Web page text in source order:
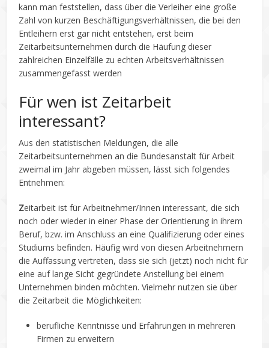
kann man feststellen, dass über die Verleiher eine große
Zahl von kurzen Beschäftigungsverhältnissen, die bei den
Entleihern erst gar nicht entstehen, erst beim
Zeitarbeitsunternehmen durch die Häufung dieser
zahlreichen Einzelfälle zu echten Arbeitsverhältnissen
zusammengefasst werden
Für wen ist Zeitarbeit
interessant?
Aus den statistischen Meldungen, die alle
Zeitarbeitsunternehmen an die Bundesanstalt für Arbeit
zweimal im Jahr abgeben müssen, lässt sich folgendes
Entnehmen:
Zeitarbeit ist für Arbeitnehmer/Innen interessant, die sich
noch oder wieder in einer Phase der Orientierung in ihrem
Beruf, bzw. im Anschluss an eine Qualifizierung oder eines
Studiums befinden. Häufig wird von diesen Arbeitnehmern
die Auffassung vertreten, dass sie sich (jetzt) noch nicht für
eine auf lange Sicht gegründete Anstellung bei einem
Unternehmen binden möchten. Vielmehr nutzen sie über
die Zeitarbeit die Möglichkeiten:
berufliche Kenntnisse und Erfahrungen in mehreren
Firmen zu erweitern